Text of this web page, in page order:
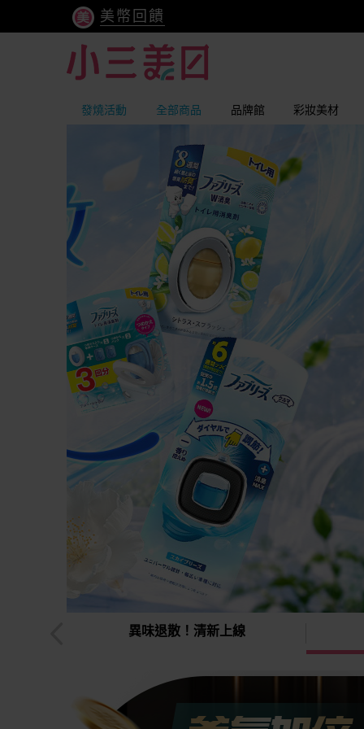
美幣回饋
發燒活動 全部商品 品牌館 彩妝美材
異味退散！清新上線